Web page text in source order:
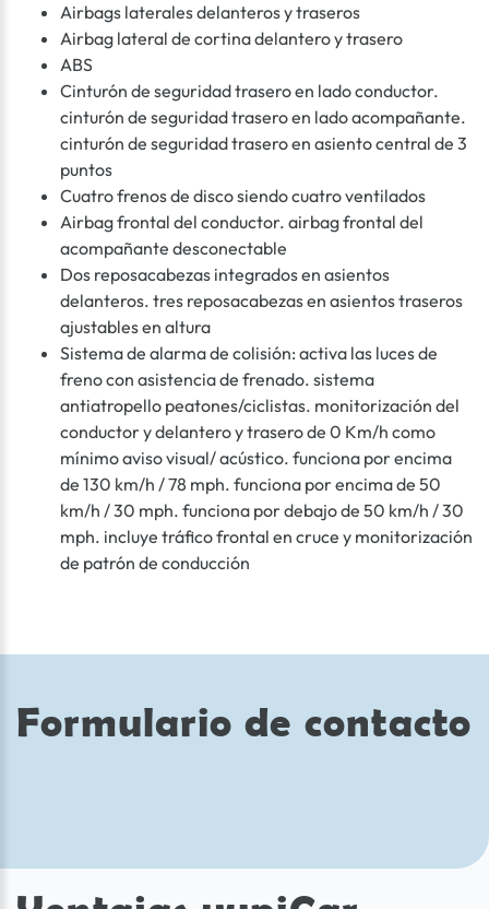
Airbags laterales delanteros y traseros
Airbag lateral de cortina delantero y trasero
ABS
Cinturón de seguridad trasero en lado conductor.
cinturón de seguridad trasero en lado acompañante.
cinturón de seguridad trasero en asiento central de 3
puntos
Cuatro frenos de disco siendo cuatro ventilados
Airbag frontal del conductor. airbag frontal del
acompañante desconectable
Dos reposacabezas integrados en asientos
delanteros. tres reposacabezas en asientos traseros
ajustables en altura
Sistema de alarma de colisión: activa las luces de
freno con asistencia de frenado. sistema
antiatropello peatones/ciclistas. monitorización del
conductor y delantero y trasero de 0 Km/h como
mínimo aviso visual/ acústico. funciona por encima
de 130 km/h / 78 mph. funciona por encima de 50
km/h / 30 mph. funciona por debajo de 50 km/h / 30
mph. incluye tráfico frontal en cruce y monitorización
de patrón de conducción
Formulario de contacto